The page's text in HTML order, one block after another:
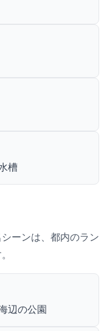
槽
ーンは、都内のラン
辺の公園